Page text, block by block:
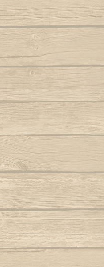
Coreba
Nagô)
e
Nega
Nego
Autor : Mestre
Autor :
O
Autor : Mestre
O negro,
Autor : Cobra
O pé passou
Olhei pra ela ela
e naquele instante
Je suis ému par la
Je suis ému par le
Je suis ému par la
Je suis ému par le
Dans la litanie de
Dans la quadra de la
Dans le balancer
Dans le son du
Refrain
Le monde
Quand la ronde